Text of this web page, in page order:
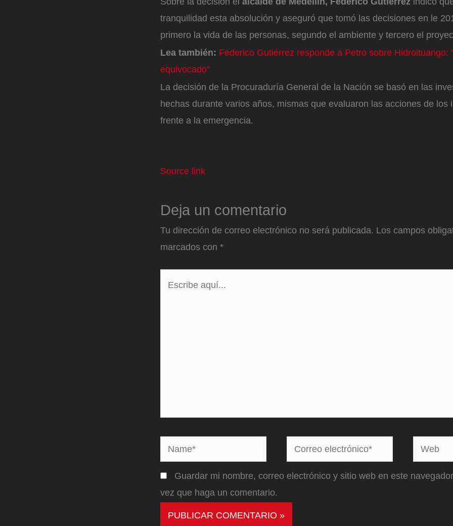
tranquilidad esta absolución y aseguró que tomó las decisiones en le
primero la vida de las personas, segundo el ambiente y tercero el
Lea también: Federico Gutiérrez responde a Petro sobre Hidroituango:
equivocado”
La decisión de la Procuraduría General de la Nación se basó en las
hechas durante varios años, mismas que evaluaron las acciones de los
frente a la emergencia.
Source link
Deja un comentario
Tu dirección de correo electrónico no será publicada. Los campos
marcados con *
Name*
Correo
electrónico*
Web
Guardar mi nombre, correo electrónico y sitio web en este
vez que haga un comentario.